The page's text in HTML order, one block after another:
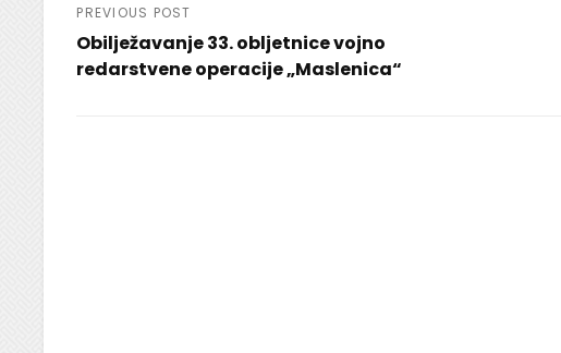
Navigacija
objava
PREVIOUS POST
Obilježavanje 33. obljetnice vojno
redarstvene operacije „Maslenica“